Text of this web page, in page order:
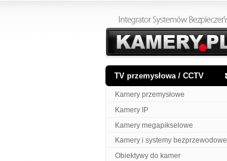
TV przemysłowa / CCTV
Kamery przemysłowe
Kamery IP
Kamery megapikselowe
Kamery i systemy bezprzewodowe
Obiektywy do kamer